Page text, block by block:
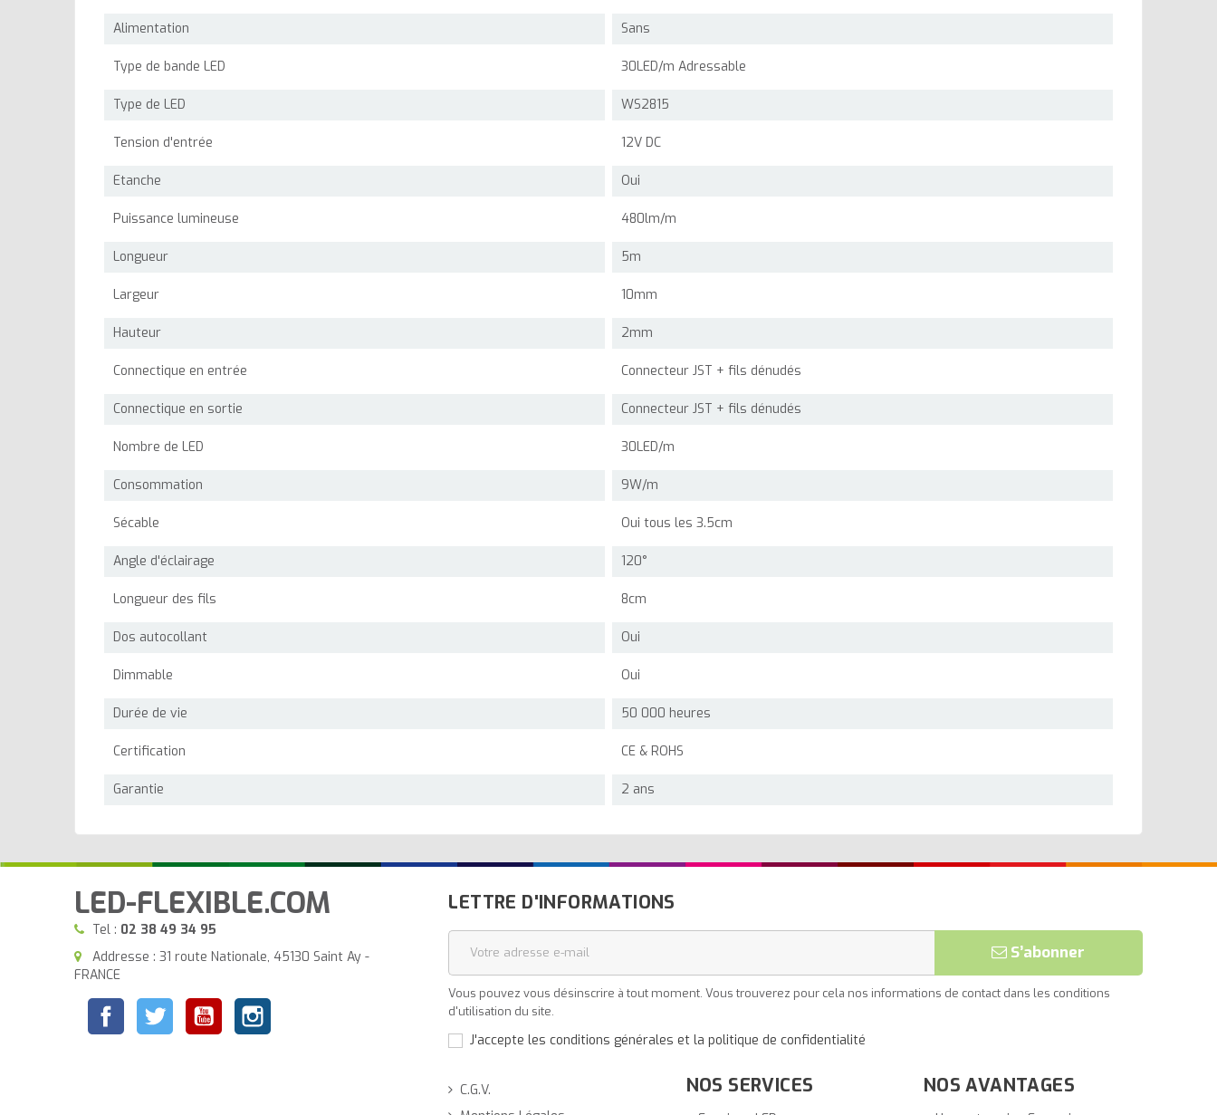
Alimentation Sans
Type de bande LED 30LED/m Adressable
Type de LED WS2815
Tension d'entrée 12V DC
Etanche Oui
Puissance lumineuse 480lm/m
Longueur 5m
Largeur 10mm
Hauteur 2mm
Connectique en entrée Connecteur JST + fils dénudés
Connectique en sortie Connecteur JST + fils dénudés
Nombre de LED 30LED/m
Consommation 9W/m
Sécable Oui tous les 3.5cm
Angle d'éclairage 120°
Longueur des fils 8cm
Dos autocollant Oui
Dimmable Oui
Durée de vie 50 000 heures
Certification CE & ROHS
Garantie 2 ans
LED-FLEXIBLE.COM
Tel : 02 38 49 34 95
Addresse : 31 route Nationale, 45130 Saint Ay -
FRANCE
Facebook Twitter YouTube
LETTRE D'INFORMATIONS
S’abonner
Vous pouvez vous désinscrire à tout moment. Vous trouverez pour cela nos informations de contact dans les conditions
d'utilisation du site.
J'accepte les conditions générales et la politique de confidentialité
C.G.V.
NOS SERVICES NOS AVANTAGES